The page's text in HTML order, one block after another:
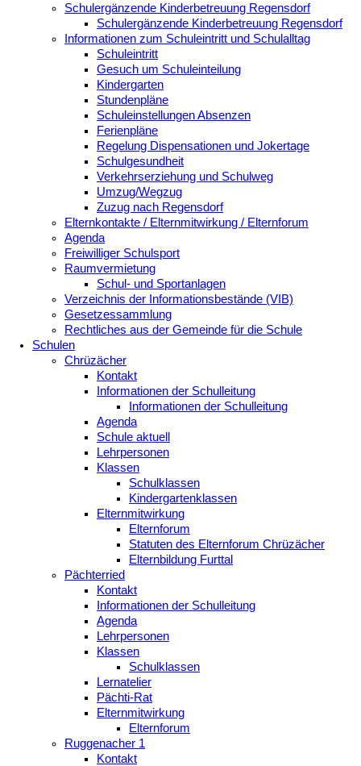
Schulergänzende Kinderbetreuung Regensdorf
Schulergänzende Kinderbetreuung Regensdorf
Informationen zum Schuleintritt und Schulalltag
Schuleintritt
Gesuch um Schuleinteilung
Kindergarten
Stundenpläne
Schuleinstellungen Absenzen
Ferienpläne
Regelung Dispensationen und Jokertage
Schulgesundheit
Verkehrserziehung und Schulweg
Umzug/Wegzug
Zuzug nach Regensdorf
Elternkontakte / Elternmitwirkung / Elternforum
Agenda
Freiwilliger Schulsport
Raumvermietung
Schul- und Sportanlagen
Verzeichnis der Informationsbestände (VIB)
Gesetzessammlung
Rechtliches aus der Gemeinde für die Schule
Schulen
Chrüzächer
Kontakt
Informationen der Schulleitung
Informationen der Schulleitung
Agenda
Schule aktuell
Lehrpersonen
Klassen
Schulklassen
Kindergartenklassen
Elternmitwirkung
Elternforum
Statuten des Elternforum Chrüzächer
Elternbildung Furttal
Pächterried
Kontakt
Informationen der Schulleitung
Agenda
Lehrpersonen
Klassen
Schulklassen
Lernatelier
Pächti-Rat
Elternmitwirkung
Elternforum
Ruggenacher 1
Kontakt